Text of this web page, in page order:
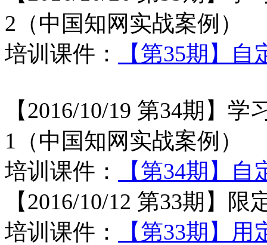
2（中国知网实战案例）
培训课件：
【第35期】自
【2016/10/19 第34期】
1（中国知网实战案例）
培训课件：
【第34期】
【2016/10/12 第33期】
培训课件：
【第33期】